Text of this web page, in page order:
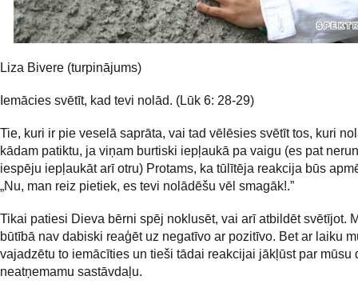
Liza Bivere (turpinājums)
Iemācies svētīt, kad tevi nolād. (Lūk 6: 28-29)
Tie, kuri ir pie veselā saprāta, vai tad vēlēsies svētīt tos, kuri
kādam patiktu, ja viņam burtiski iepļaukā pa vaigu (es pat
iespēju iepļaukāt arī otru) Protams, ka tūlītēja reakcija būs
„Nu, man reiz pietiek, es tevi nolādēšu vēl smagāk!.”
Tikai patiesi Dieva bērni spēj noklusēt, vai arī atbildēt svētījot.
būtībā nav dabiski reaģēt uz negatīvo ar pozitīvo. Bet ar laiku
vajadzētu to iemācīties un tieši tādai reakcijai jākļūst par mūsu
neatņemamu sastāvdaļu.